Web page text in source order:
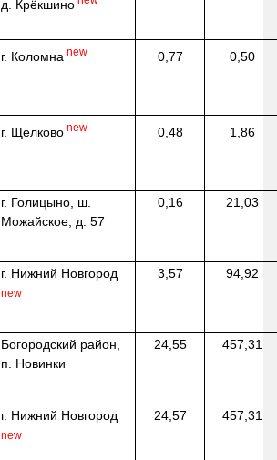
д. Крёкшино
г. Коломна new 0,77 0,50
г. Щелково new 0,48 1,86
г. Голицыно, ш.
Можайское, д. 57
0,16 21,03
г. Нижний Новгород
new
3,57 94,92
Богородский район,
п. Новинки
24,55 457,31
г. Нижний Новгород
new
24,57 457,31